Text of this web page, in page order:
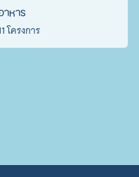
หาร
โครงการ